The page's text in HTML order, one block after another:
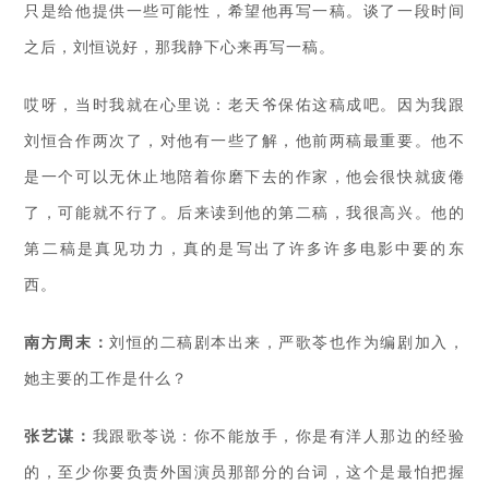
只是给他提供一些可能性，希望他再写一稿。谈了一段时间
之后，刘恒说好，那我静下心来再写一稿。
哎呀，当时我就在心里说：老天爷保佑这稿成吧。因为我跟
刘恒合作两次了，对他有一些了解，他前两稿最重要。他不
是一个可以无休止地陪着你磨下去的作家，他会很快就疲倦
了，可能就不行了。后来读到他的第二稿，我很高兴。他的
第二稿是真见功力，真的是写出了许多许多电影中要的东
西。
南方周末：刘恒的二稿剧本出来，严歌苓也作为编剧加入，
她主要的工作是什么？
张艺谋： 我跟歌苓说：你不能放手，你是有洋人那边的经验
的，至少你要负责外国演员那部分的台词，这个是最怕把握